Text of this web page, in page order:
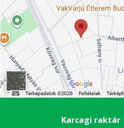
Karcagi raktár